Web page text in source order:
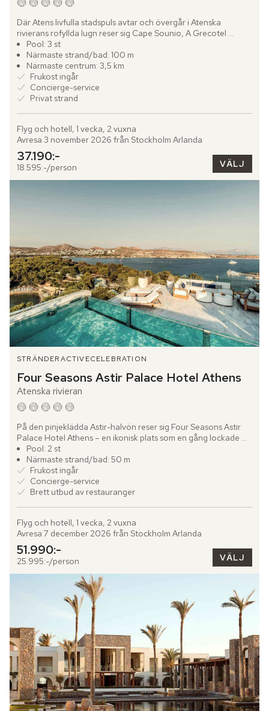
Där Atens livfulla stadspuls avtar och övergår i Atenska
rivierans rofyllda lugn reser sig Cape Sounio, A Grecotel
Resort to Live. Hotellet ligger inbäddat i en grönskande bukt
vid...
Pool: 3 st
Närmaste strand/bad: 100 m
Närmaste centrum: 3,5 km
Frukost ingår
Concierge-service
Privat strand
Flyg och hotell, 1 vecka, 2 vuxna
Avresa 3 november 2026 från Stockholm Arlanda
37.190:-
18.595:-/person VÄLJ
STRÄNDERACTIVECELEBRATION
Four Seasons Astir Palace Hotel Athens
Atenska rivieran
På den pinjeklädda Astir-halvön reser sig Four Seasons Astir
Palace Hotel Athens – en ikonisk plats som en gång lockade
legendarer som Aristoteles Onassis och Frank Sinatra. Här...
Pool: 2 st
Närmaste strand/bad: 50 m
Frukost ingår
Concierge-service
Brett utbud av restauranger
Flyg och hotell, 1 vecka, 2 vuxna
Avresa 7 december 2026 från Stockholm Arlanda
51.990:-
25.995:-/person VÄLJ